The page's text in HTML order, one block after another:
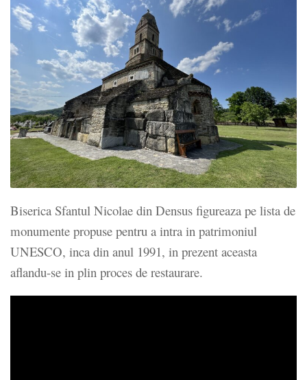
Biserica Sfantul Nicolae din Densus figureaza pe lista de
monumente propuse pentru a intra in patrimoniul
UNESCO, inca din anul 1991, in prezent aceasta
aflandu-se in plin proces de restaurare.